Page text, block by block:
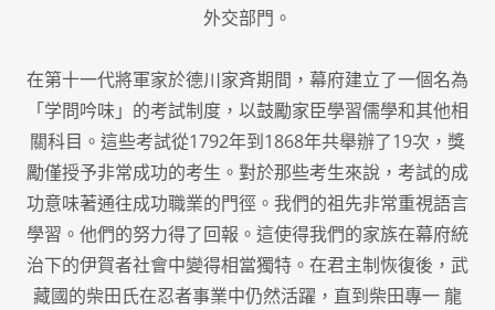
外交部門。
在第十一代將軍家於德川家斉期間，幕府建立了一個名為
「学問吟味」的考試制度，以鼓勵家臣學習儒學和其他相
關科目。這些考試從1792年到1868年共舉辦了19次，獎
勵僅授予非常成功的考生。對於那些考生來說，考試的成
功意味著通往成功職業的門徑。我們的祖先非常重視語言
學習。他們的努力得了回報。這使得我們的家族在幕府統
治下的伊賀者社會中變得相當獨特。在君主制恢復後，武
藏國的柴田氏在忍者事業中仍然活躍，直到柴田專一 龍